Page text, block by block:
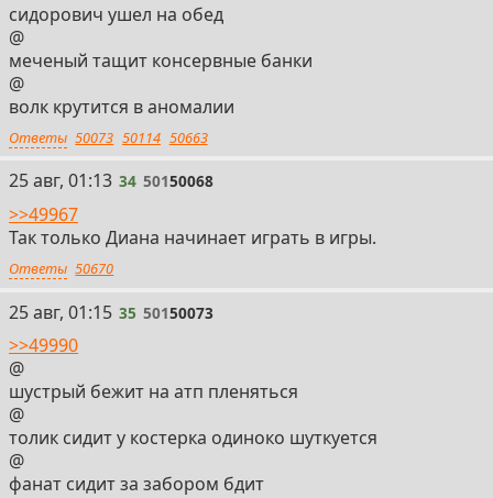
сидорович ушел на обед
@
меченый тащит консервные банки
@
волк крутится в аномалии
Ответы 50073 50114 50663
34
25 авг, 01:13 34 50150068
>>49967
Так только Диана начинает играть в игры.
Ответы 50670
35
25 авг, 01:15 35 50150073
>>49990
@
шустрый бежит на атп пленяться
@
толик сидит у костерка одиноко шуткуется
@
фанат сидит за забором бдит